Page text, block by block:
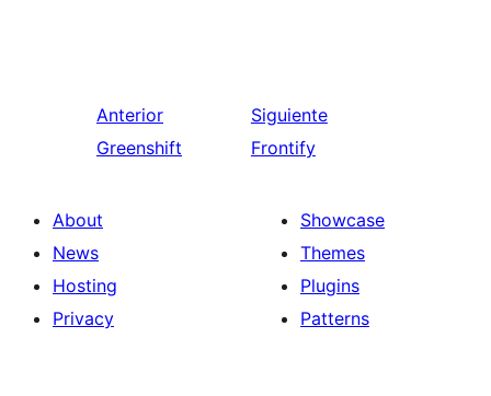
Anterior
Greenshift
Siguiente
Frontify
About
News
Hosting
Privacy
Showcase
Themes
Plugins
Patterns